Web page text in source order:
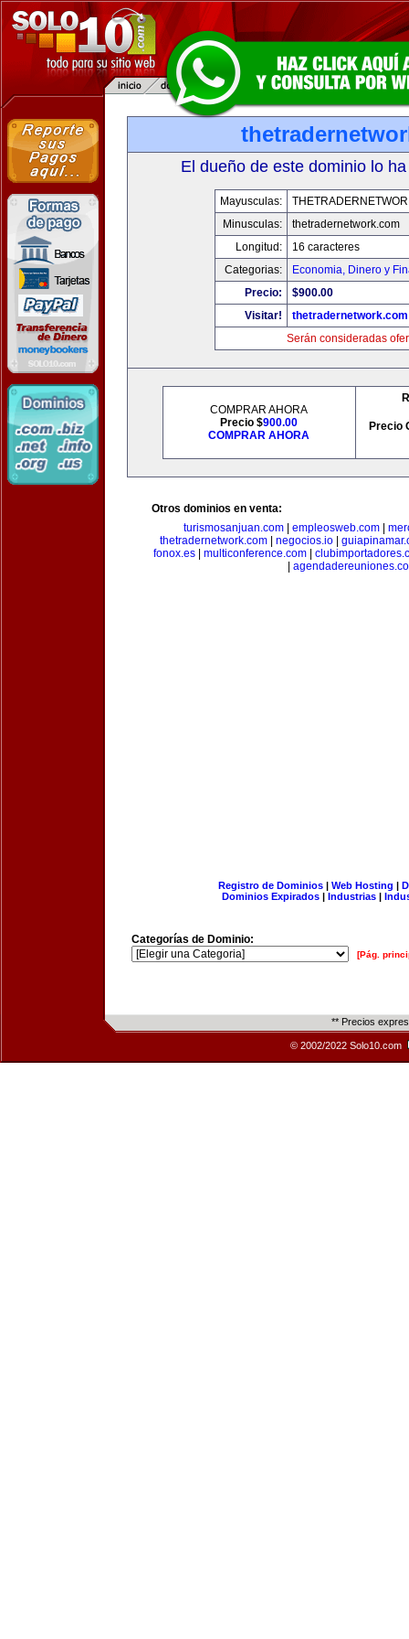
El dueño de este dominio lo
Mayusculas:
Minusculas:
thetradernetwork.com
Longitud:
16 caracteres
Categorias:
Economia, Dinero y
Precio:
$900.00
Visitar!
thetradernetwork.com
Serán consideradas
COMPRAR AHORA
Precio $900.00
COMPRAR AHORA
Precio
Otros dominios en venta:
turismosanjuan.com| empleosweb.com|
thetradernetwork.com
negocios.io
fonox.es| multiconference.com|
Registro de Dominios| Web Hosting |
Dominios Expirados | Industrias |
Categorías de Dominio:
[Pág.
** Precios
© 2002/2022 Solo10.com